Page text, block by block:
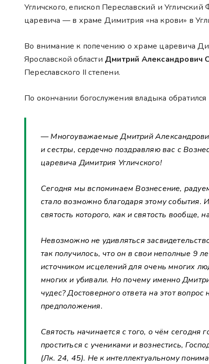
Угличского, епископ Переславский и
царевича — в храме Димитрия «на крови» в
Во внимание к попечению о храме царевича
Ярославской области Дмитрий Александрович
Переславского II степени.
По окончании богослужения владыка обратился
— Многоуважаемые Дмитрий
и сестры, сердечно поздравляю вас с
царевича Димитрия Угличского!
Сегодня мы вспоминаем Вознесение,
стало возможно благодаря этому
святость которого, как и святость
Невозможно не удивляться
так получилось, что он в свои неполные 9
источником исцелений для очень многих
многих и убивали. Но почему именно
чудес? Достоверного ответа на этот
предположения.
Святость начинается с того, о чём сегодня
проститься с учениками и вознестись,
(Лк. 24, 45). Не к интеллектуальному